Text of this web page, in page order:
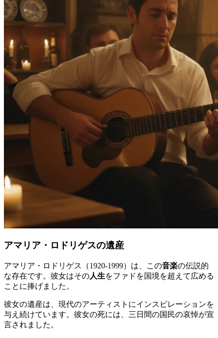
アマリア・ロドリゲスの遺産
アマリア・ロドリゲス（1920-1999）は、この音楽の伝説的
な存在です。彼女はその人生をファドを国境を超えて広める
ことに捧げました。
彼女の遺産は、現代のアーティストにインスピレーションを
与え続けています。彼女の死には、三日間の国民の哀悼が宣
言されました。